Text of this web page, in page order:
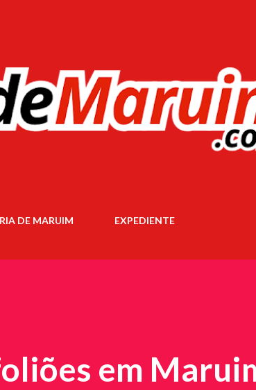
DE MARUIM EXPEDIENTE
em